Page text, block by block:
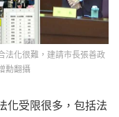
法化很難，建請市長張善政
勳翻攝
化受限很多，包括法